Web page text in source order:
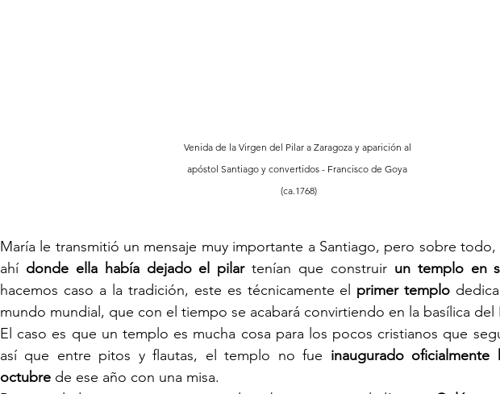
Venida de la Virgen del Pilar a Zaragoza y aparición al
apóstol Santiago y convertidos - Francisco de Goya
(ca.1768)
María le transmitió un mensaje muy importante a Santiago, pero sobre
ahí donde ella había dejado el pilar tenían que construir un templo en
hacemos caso a la tradición, este es técnicamente el primer templo
mundo mundial, que con el tiempo se acabará convirtiendo en la basílica del
El caso es que un templo es mucha cosa para los pocos cristianos que
así que entre pitos y flautas, el templo no fue inaugurado
octubre de ese año con una misa.